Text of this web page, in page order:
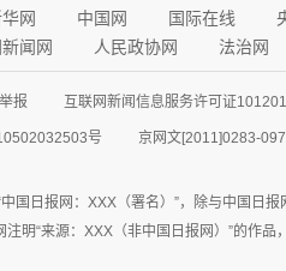
网 中国网 国际在线
闻网 人民政协网 法治网
报 互联网新闻信息服务许可证
号 京网文[2011]0283-
国日报网：XXX（署名）”，除与中国日
明“来源：XXX（非中国日报网）”的作